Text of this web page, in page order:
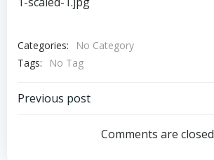
Categories:
No Category
Tags:
No Tag
Post
navigation
Previous post
Comments are closed